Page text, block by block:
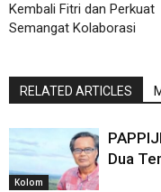
Kembali Fitri dan Perkuat
Semangat Kolaborasi
RELATED ARTICLES
Kolom
Dua